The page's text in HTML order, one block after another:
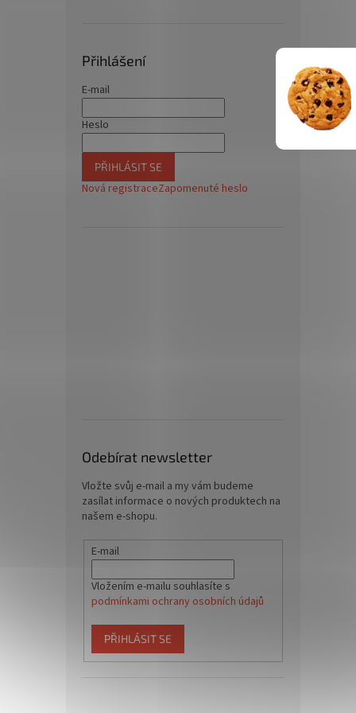
Přihlášení
E-mail
Heslo
PŘIHLÁSIT SE
Nová registraceZapomenuté heslo
Odebírat newsletter
Vložte svůj e-mail a my vám budeme
zasílat informace o nových produktech na
našem e-shopu.
E-mail
Vložením e-mailu souhlasíte s
podmínkami ochrany osobních údajů
PŘIHLÁSIT SE